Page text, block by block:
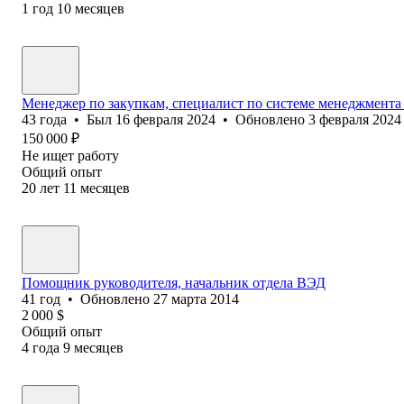
1 год 10 месяцев
Менеджер по закупкам, специалист по системе
43 года • Был 16 февраля 2024 • Обновлено 3 февраля 2024
150 000 ₽
Не ищет работу
Общий опыт
20 лет 11 месяцев
Помощник руководителя, начальник отдела ВЭД
41 год • Обновлено 27 марта 2014
2 000 $
Общий опыт
4 года 9 месяцев